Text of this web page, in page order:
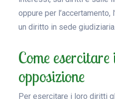
oppure per
un diritto in sede giudiziaria.
Come
opposizione
Per esercitare i loro diritti